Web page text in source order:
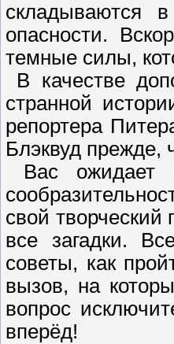
складываются
опасности.
темные силы,
В качестве
странной
репортера
Блэквуд прежде,
Вас ожидает
свой творческий
все загадки.
советы, как
вызов, на
вопрос
вперёд!